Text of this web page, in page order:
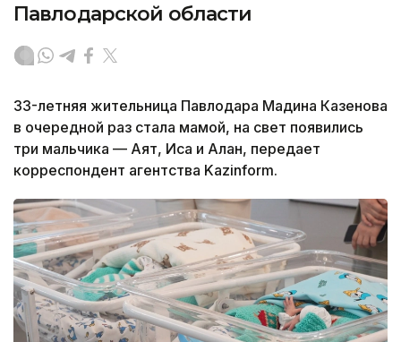
Павлодарской области
33-летняя жительница Павлодара Мадина Казенова
в очередной раз стала мамой, на свет появились
три мальчика — Аят, Иса и Алан, передает
корреспондент агентства Kazinform.